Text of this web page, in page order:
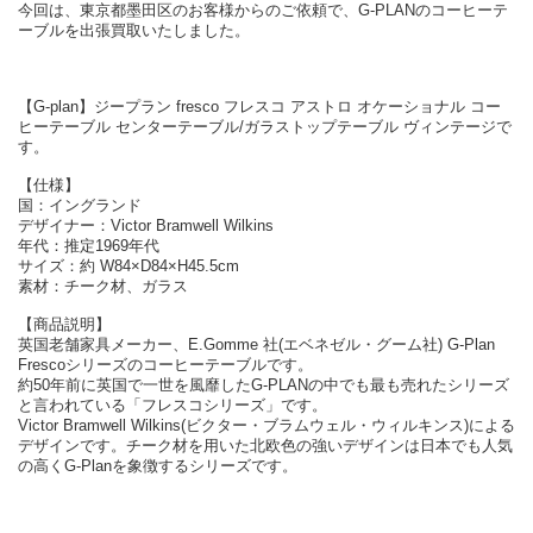
今回は、東京都墨田区のお客様からのご依頼で、G-PLANのコーヒーテ
ーブルを出張買取いたしました。
【G-plan】ジープラン fresco フレスコ アストロ オケーショナル コー
ヒーテーブル センターテーブル/ガラストップテーブル ヴィンテージで
す。
【仕様】
国：イングランド
デザイナー：Victor Bramwell Wilkins
年代：推定1969年代
サイズ：約 W84×D84×H45.5cm
素材：チーク材、ガラス
【商品説明】
英国老舗家具メーカー、E.Gomme 社(エベネゼル・グーム社) G-Plan
Frescoシリーズのコーヒーテーブルです。
約50年前に英国で一世を風靡したG-PLANの中でも最も売れたシリーズ
と言われている「フレスコシリーズ」です。
Victor Bramwell Wilkins(ビクター・ブラムウェル・ウィルキンス)による
デザインです。チーク材を用いた北欧色の強いデザインは日本でも人気
の高くG-Planを象徴するシリーズです。